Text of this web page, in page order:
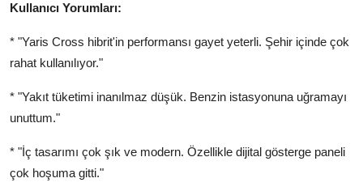
Kullanıcı Yorumları:
* "Yaris Cross hibrit'in performansı gayet yeterli. Şehir içinde çok
rahat kullanılıyor."
* "Yakıt tüketimi inanılmaz düşük. Benzin istasyonuna uğramayı
unuttum."
* "İç tasarımı çok şık ve modern. Özellikle dijital gösterge paneli
çok hoşuma gitti."